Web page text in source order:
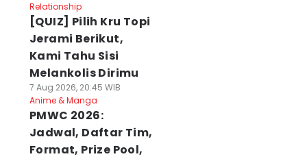
Relationship
[QUIZ] Pilih Kru Topi
Jerami Berikut,
Kami Tahu Sisi
Melankolis Dirimu
7 Aug 2026, 20:45 WIB
Anime & Manga
PMWC 2026:
Jadwal, Daftar Tim,
Format, Prize Pool,